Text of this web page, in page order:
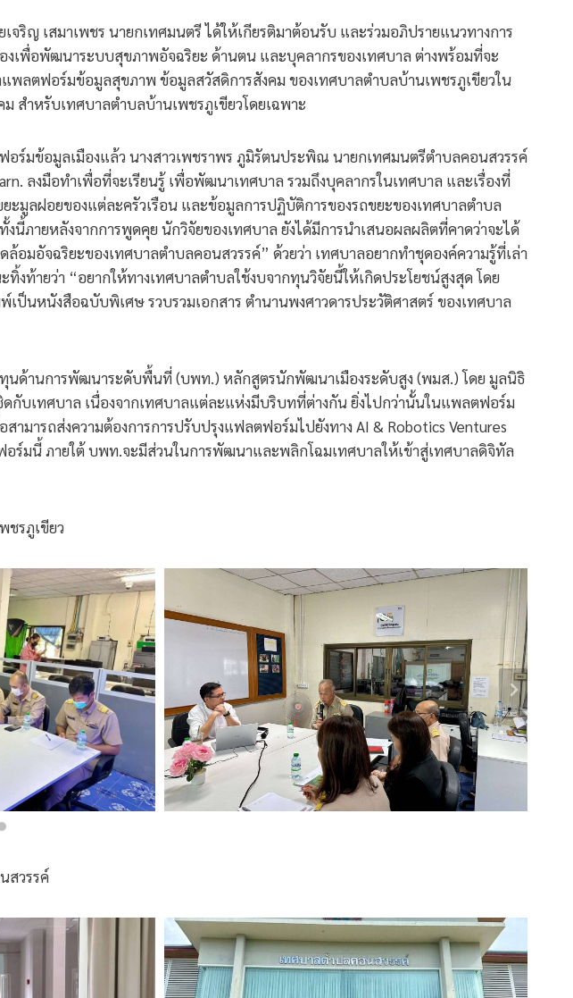
ญ เสมาเพชร นายกเทศมนตรี ได้ให้เกียรติมาต้อนรับ และร่วมอภิปรายแนวทางการ
เพื่อพัฒนาระบบสุขภาพอัจฉริยะ ด้านตน และบุคลากรของเทศบาล ต่างพร้อมที่จะ
พลตฟอร์มข้อมูลสุขภาพ ข้อมูลสวัสดิการสังคม ของเทศบาลตำบลบ้านเพชรภูเขียวใน
ำหรับเทศบาลตำบลบ้านเพชรภูเขียวโดยเฉพาะ
ข้อมูลเมืองแล้ว นางสาวเพชราพร ภูมิรัตนประพิณ นายกเทศมนตรีตำบลคอนสวรรค์
ลงมือทำเพื่อที่จะเรียนรู้ เพื่อพัฒนาเทศบาล รวมถึงบุคลากรในเทศบาล และเรื่องที่
ะมูลฝอยของแต่ละครัวเรือน และข้อมูลการปฏิบัติการของรถขยะของเทศบาลตำบล
ภายหลังจากการพูดคุย นักวิจัยของเทศบาล ยังได้มีการนำเสนอผลผลิตที่คาดว่าจะได้
มอัจฉริยะของเทศบาลตำบลคอนสวรรค์” ด้วยว่า เทศบาลอยากทำชุดองค์ความรู้ที่เล่า
งท้ายว่า “อยากให้ทางเทศบาลตำบลใช้งบจากทุนวิจัยนี้ให้เกิดประโยชน์สูงสุด โดย
นหนังสือฉบับพิเศษ รวบรวมเอกสาร ตำนานพงศาวดารประวัติศาสตร์ ของเทศบาล
นด้านการพัฒนาระดับพื้นที่ (บพท.) หลักสูตรนักพัฒนาเมืองระดับสูง (พมส.) โดย มูลนิธิ
ดกับเทศบาล เนื่องจากเทศบาลแต่ละแห่งมีบริบทที่ต่างกัน ยิ่งไปกว่านั้นในแพลตฟอร์ม
มารถส่งความต้องการการปรับปรุงแฟลตฟอร์มไปยังทาง AI & Robotics Ventures
ร์มนี้ ภายใต้ บพท.จะมีส่วนในการพัฒนาและพลิกโฉมเทศบาลให้เข้าสู่เทศบาลดิจิทัล
ชรภูเขียว
สวรรค์